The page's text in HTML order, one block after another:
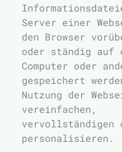
Server einer
den Browser
oder ständig auf
Computer oder
gespeichert
Nutzung der
vereinfachen,
vervollständigen
personalisieren.